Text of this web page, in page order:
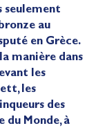
seulement
au
en Grèce.
manière dans
les
les
des
du Monde, à